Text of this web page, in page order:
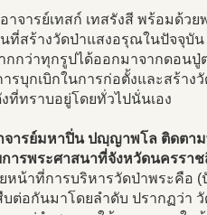
จารย์เทสก์ เทสรังสี พร้อมด้ว
สร้างวัดป่าแสงอรุณในปัจจุบั
กว่าทุกรูปได้ออกมาจากดอนปู่
ารบุกเบิกในการก่อตั้งและสร้า
ที่ทราบอยู่โดยทั่วไปนั่นเอง
จารย์มหาปิ่น ปญฺญาพโล ติดตา
ารพระศาสนาที่จังหวัดนครรา
หน้าที่การบริหารวัดป่าพระคือ
ต่อกันมาโดยลำดับ ปรากฏว่า